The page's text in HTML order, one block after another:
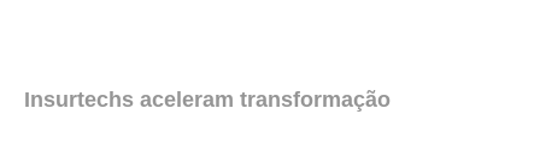
Insurtechs aceleram transformação